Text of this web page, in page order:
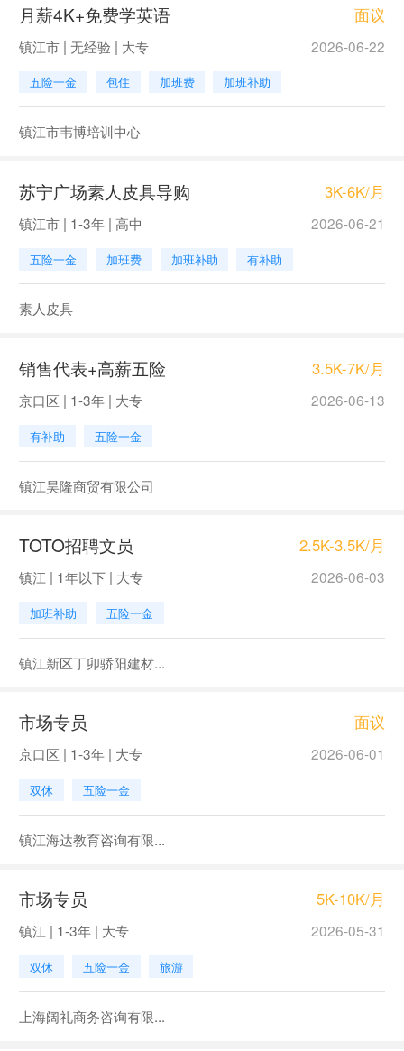
月薪4K+免费学英语 面议
镇江市 | 无经验 | 大专 2026-06-22
五险一金 包住 加班费 加班补助
镇江市韦博培训中心
苏宁广场素人皮具导购 3K-6K/月
镇江市 | 1-3年 | 高中 2026-06-21
五险一金 加班费 加班补助 有补助
素人皮具
销售代表+高薪五险 3.5K-7K/月
京口区 | 1-3年 | 大专 2026-06-13
有补助 五险一金
镇江昊隆商贸有限公司
TOTO招聘文员 2.5K-3.5K/月
镇江 | 1年以下 | 大专 2026-06-03
加班补助 五险一金
镇江新区丁卯骄阳建材...
市场专员 面议
京口区 | 1-3年 | 大专 2026-06-01
双休 五险一金
镇江海达教育咨询有限...
市场专员 5K-10K/月
镇江 | 1-3年 | 大专 2026-05-31
双休 五险一金 旅游
上海阔礼商务咨询有限...